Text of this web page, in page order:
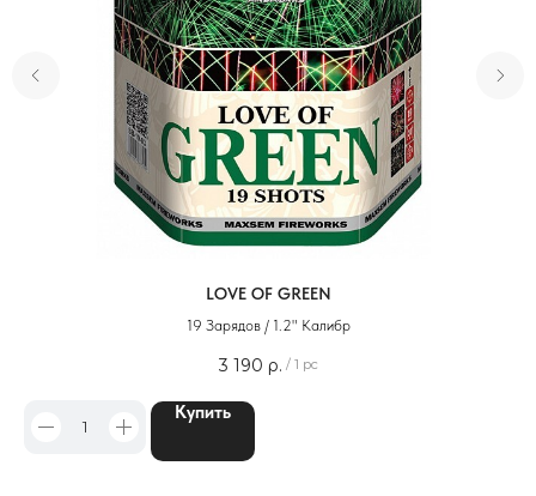
LOVE OF GREEN
19 Зарядов / 1.2" Калибр
3 190 р. / 1 pc
Купить